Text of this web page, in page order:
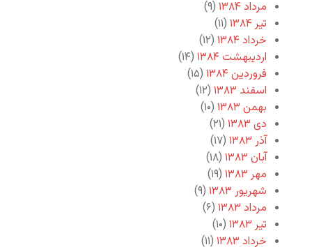
مرداد ۱۳۸۴
(۹)
تیر ۱۳۸۴
(۱۱)
خرداد ۱۳۸۴
(۱۲)
اردیبهشت ۱۳۸۴
(۱۴)
فروردین ۱۳۸۴
(۱۵)
اسفند ۱۳۸۳
(۱۲)
بهمن ۱۳۸۳
(۱۰)
دی ۱۳۸۳
(۲۱)
آذر ۱۳۸۳
(۱۷)
آبان ۱۳۸۳
(۱۸)
مهر ۱۳۸۳
(۱۹)
شهریور ۱۳۸۳
(۹)
مرداد ۱۳۸۳
(۶)
تیر ۱۳۸۳
(۱۰)
خرداد ۱۳۸۳
(۱۱)